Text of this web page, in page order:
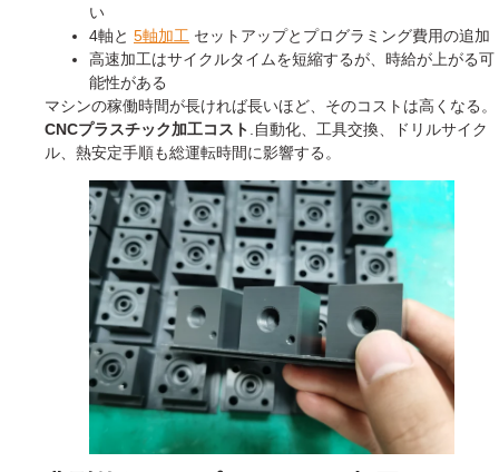
い
4軸と 5軸加工 セットアップとプログラミング費用の追加
高速加工はサイクルタイムを短縮するが、時給が上がる可
能性がある
マシンの稼働時間が長ければ長いほど、そのコストは高くなる。
CNCプラスチック加工コスト .自動化、工具交換、ドリルサイク
ル、熱安定手順も総運転時間に影響する。